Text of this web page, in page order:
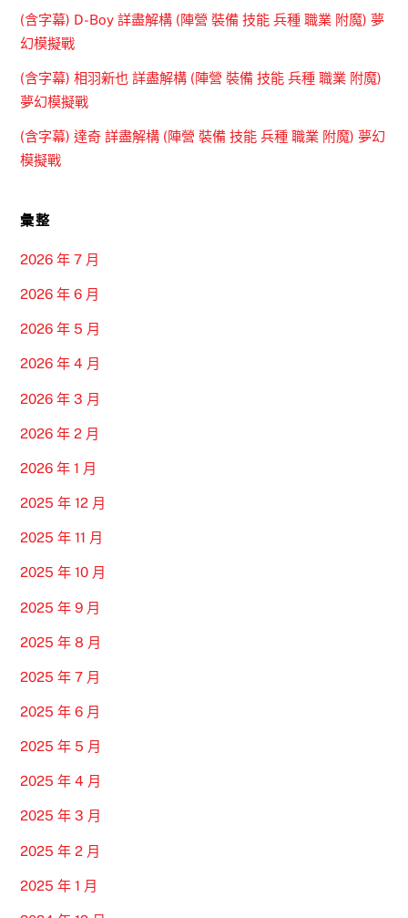
(含字幕) D-Boy 詳盡解構 (陣營 裝備 技能 兵種 職業 附魔) 夢
幻模擬戰
(含字幕) 相羽新也 詳盡解構 (陣營 裝備 技能 兵種 職業 附魔)
夢幻模擬戰
(含字幕) 達奇 詳盡解構 (陣營 裝備 技能 兵種 職業 附魔) 夢幻
模擬戰
彙整
2026 年 7 月
2026 年 6 月
2026 年 5 月
2026 年 4 月
2026 年 3 月
2026 年 2 月
2026 年 1 月
2025 年 12 月
2025 年 11 月
2025 年 10 月
2025 年 9 月
2025 年 8 月
2025 年 7 月
2025 年 6 月
2025 年 5 月
2025 年 4 月
2025 年 3 月
2025 年 2 月
2025 年 1 月